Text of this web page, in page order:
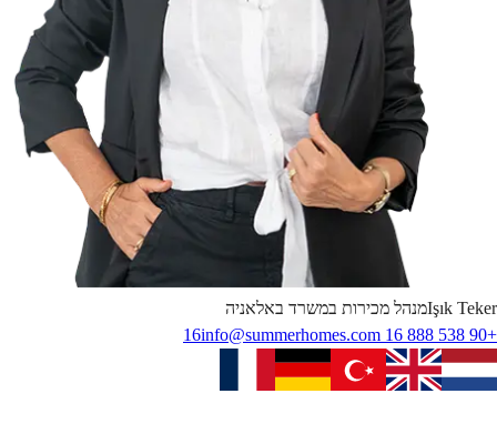
Işık Teker
מנהל מכירות במשרד באלאניה
+90 538 888 16 16
info@summerhomes.com